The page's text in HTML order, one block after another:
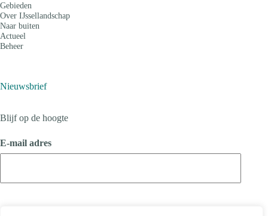
Gebieden
Over IJssellandschap
Naar buiten
Actueel
Beheer
Nieuwsbrief
Blijf op de hoogte
E-mail adres